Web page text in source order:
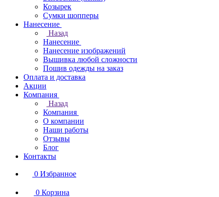
Козырек
Сумки шопперы
Нанесение
Назад
Нанесение
Нанесение изображений
Вышивка любой сложности
Пошив одежды на заказ
Оплата и доставка
Акции
Компания
Назад
Компания
О компании
Наши работы
Отзывы
Блог
Контакты
0 Избранное
0 Корзина